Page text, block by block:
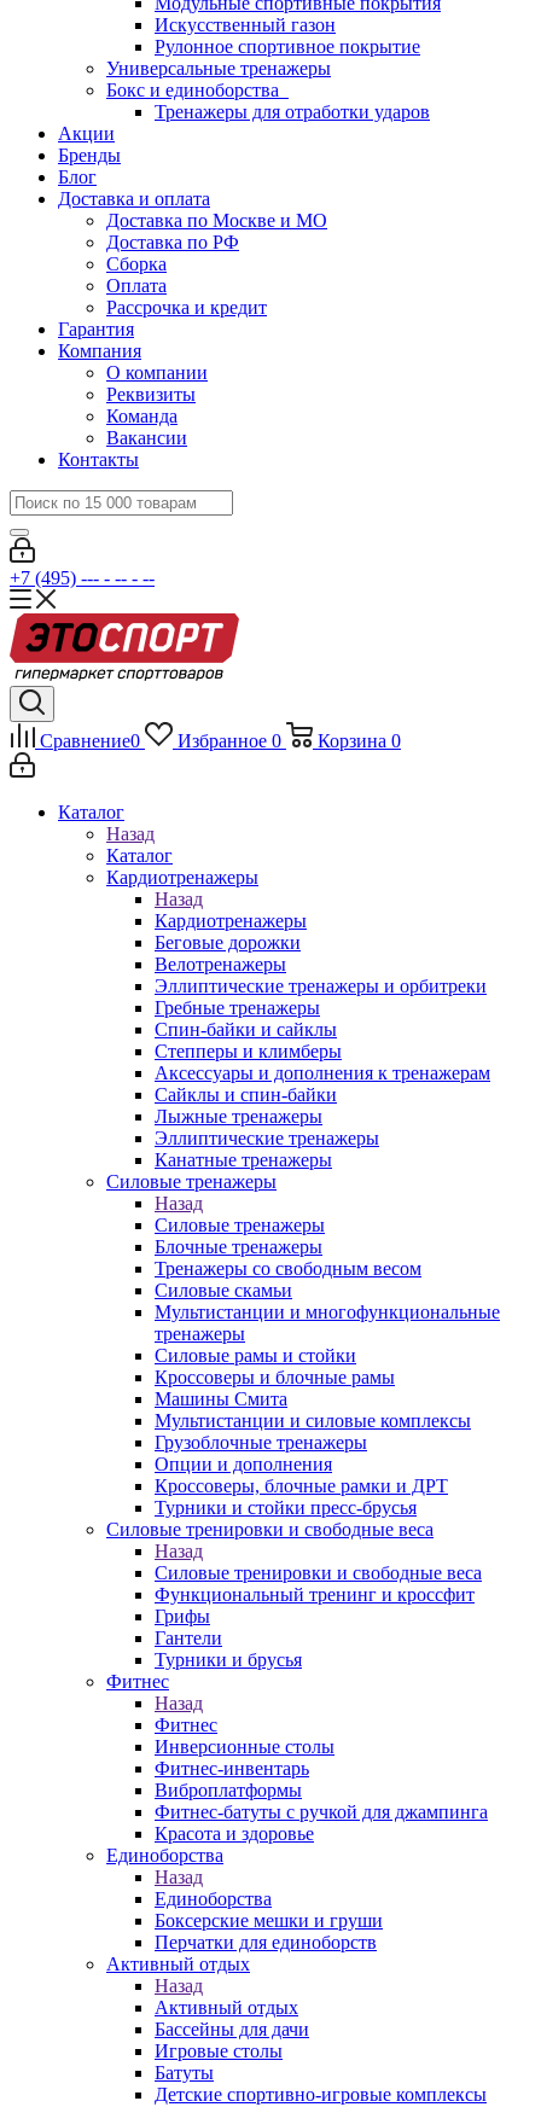
Искусственный газон
Рулонное спортивное покрытие
Универсальные тренажеры
Бокс и единоборства
Тренажеры для отработки ударов
Акции
Бренды
Блог
Доставка и оплата
Доставка по Москве и МО
Доставка по РФ
Сборка
Оплата
Рассрочка и кредит
Гарантия
Компания
О компании
Реквизиты
Команда
Вакансии
Контакты
+7 (495) --- - -- - --
Сравнение0 Избранное 0 Корзина 0
Каталог
Назад
Каталог
Кардиотренажеры
Назад
Кардиотренажеры
Беговые дорожки
Велотренажеры
Эллиптические тренажеры и орбитреки
Гребные тренажеры
Спин-байки и сайклы
Степперы и климберы
Аксессуары и дополнения к тренажерам
Сайклы и спин-байки
Лыжные тренажеры
Эллиптические тренажеры
Канатные тренажеры
Силовые тренажеры
Назад
Силовые тренажеры
Блочные тренажеры
Тренажеры со свободным весом
Силовые скамьи
Мультистанции и многофункциональные
тренажеры
Силовые рамы и стойки
Кроссоверы и блочные рамы
Машины Смита
Мультистанции и силовые комплексы
Грузоблочные тренажеры
Опции и дополнения
Кроссоверы, блочные рамки и ДРТ
Турники и стойки пресс-брусья
Силовые тренировки и свободные веса
Назад
Силовые тренировки и свободные веса
Функциональный тренинг и кроссфит
Грифы
Гантели
Турники и брусья
Фитнес
Назад
Фитнес
Инверсионные столы
Фитнес-инвентарь
Виброплатформы
Фитнес-батуты с ручкой для джампинга
Красота и здоровье
Единоборства
Назад
Единоборства
Боксерские мешки и груши
Перчатки для единоборств
Активный отдых
Назад
Активный отдых
Бассейны для дачи
Игровые столы
Батуты
Детские спортивно-игровые комплексы